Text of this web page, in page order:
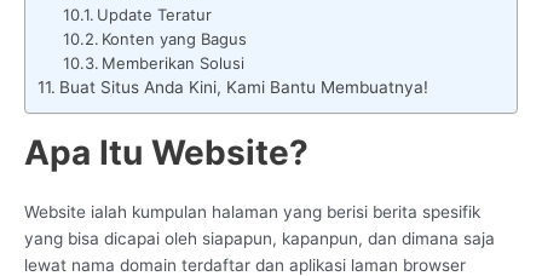
Update Teratur
Konten yang Bagus
Memberikan Solusi
Buat Situs Anda Kini, Kami Bantu Membuatnya!
Apa Itu Website?
Website ialah kumpulan halaman yang berisi berita spesifik
yang bisa dicapai oleh siapapun, kapanpun, dan dimana saja
lewat nama domain terdaftar dan aplikasi laman browser